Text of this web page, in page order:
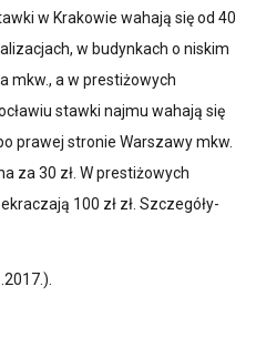
w Krakowie wahają się od 40
w budynkach o niskim
mkw., a w prestiżowych
stawki najmu wahają się
prawej stronie Warszawy mkw.
za 30 zł. W prestiżowych
100 zł zł. Szczegóły-